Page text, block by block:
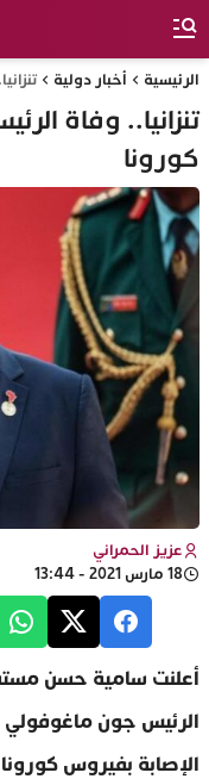
الرئيسية أخبار دولية
تنزانيا.. وفاة
كورونا
عزيز الحمراني
18 مارس 2021 - 13:44
أعلنت سامية حسن
الرئيس جون ماغوفولي
الإصابة بفيروس